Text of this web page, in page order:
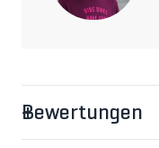
Bewertungen